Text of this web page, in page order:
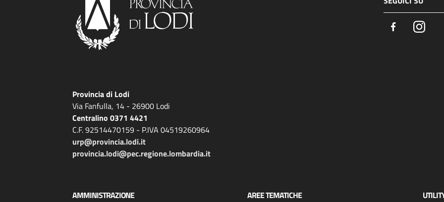
Facebook
Provincia di Lodi
Via Fanfulla, 14 - 26900 Lodi
Centralino 0371 4421
C.F. 92514470159 - P.IVA 04519260964
urp@provincia.lodi.it
provincia.lodi@pec.regione.lombardia.it
AMMINISTRAZIONE AREE TEMATICHE